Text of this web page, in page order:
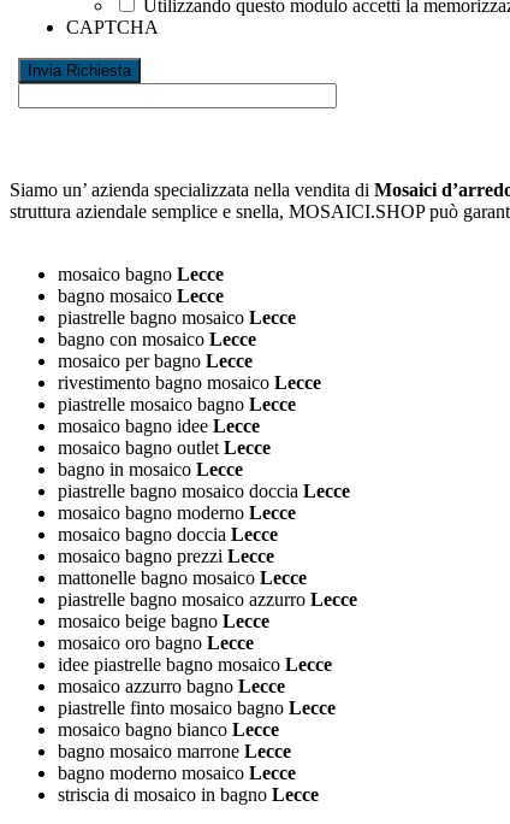
Utilizzando questo modulo accetti la
CAPTCHA
Siamo un’ azienda specializzata nella vendita di Mosaici
struttura aziendale semplice e snella, MOSAICI.SHOP può
mosaico bagno Lecce
bagno mosaico Lecce
piastrelle bagno mosaico Lecce
bagno con mosaico Lecce
mosaico per bagno Lecce
rivestimento bagno mosaico Lecce
piastrelle mosaico bagno Lecce
mosaico bagno idee Lecce
mosaico bagno outletLecce
bagno in mosaico Lecce
piastrelle bagno mosaico doccia Lecce
mosaico bagno moderno Lecce
mosaico bagno doccia Lecce
mosaico bagno prezzi Lecce
mattonelle bagno mosaico Lecce
piastrelle bagno mosaico azzurro Lecce
mosaico beige bagno Lecce
mosaico oro bagno Lecce
idee piastrelle bagno mosaico Lecce
mosaico azzurro bagno Lecce
piastrelle finto mosaico bagno Lecce
mosaico bagno bianco Lecce
bagno mosaico marrone Lecce
bagno moderno mosaico Lecce
striscia di mosaico in bagno Lecce